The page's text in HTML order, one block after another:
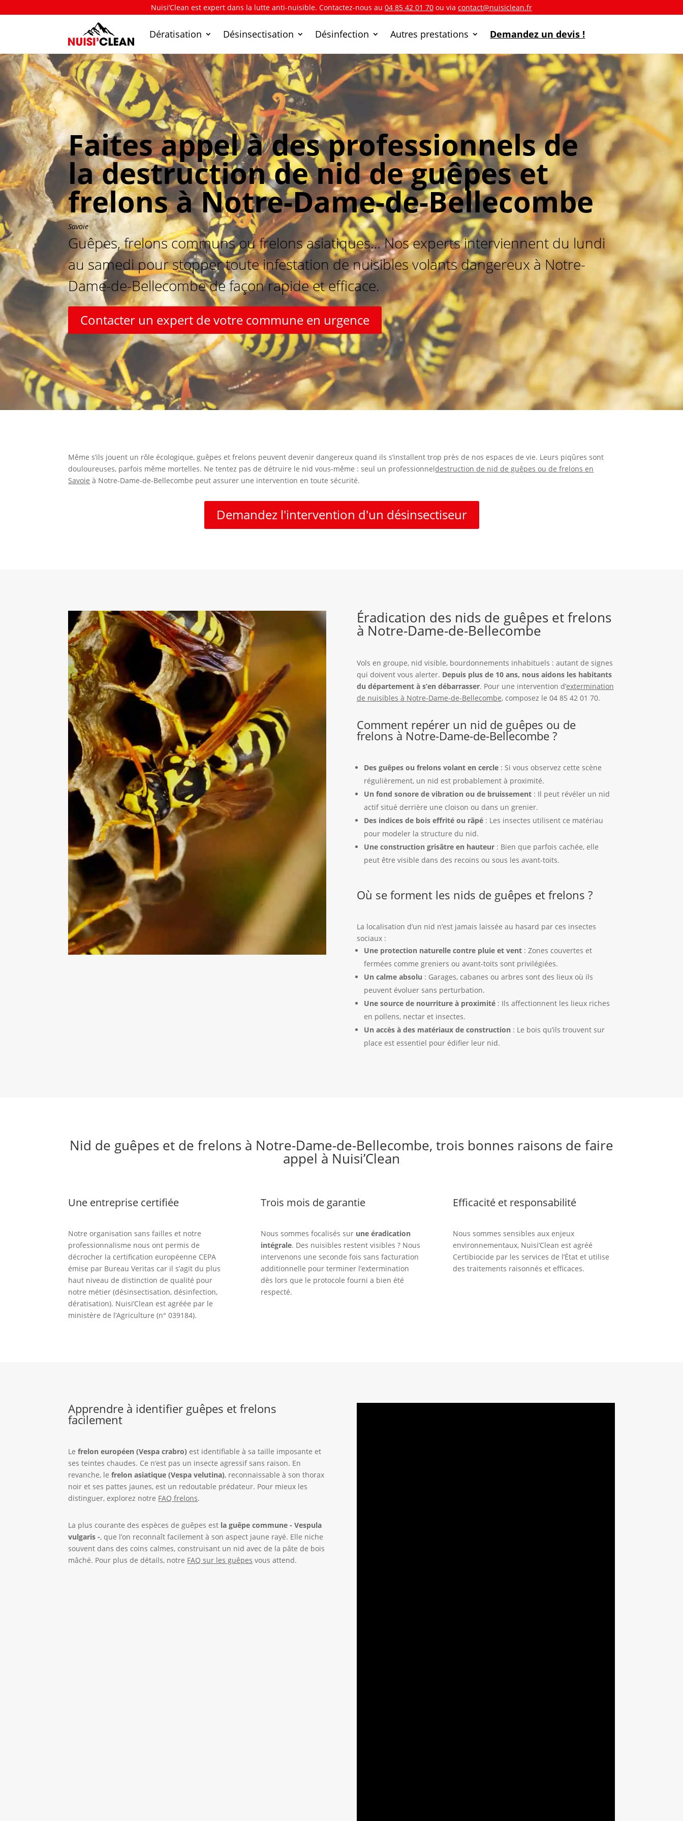
Nuisi’Clean est expert dans la lutte anti-nuisible. Contactez-nous au 04 85 42 01 70 ou via contact@nuisiclean.fr
Dératisation Désinsectisation Désinfection Autres prestations Demandez un devis !
Faites appel à des professionnels de
la destruction de nid de guêpes et
frelons à Notre-Dame-de-Bellecombe
Savoie
Guêpes, frelons communs ou frelons asiatiques… Nos experts interviennent du lundi
au samedi pour stopper toute infestation de nuisibles volants dangereux à Notre-
Dame-de-Bellecombe de façon rapide et efficace.
Contacter un expert de votre commune en urgence
Même s’ils jouent un rôle écologique, guêpes et frelons peuvent devenir dangereux quand ils s’installent trop près de nos espaces de vie. Leurs piqûres sont
douloureuses, parfois même mortelles. Ne tentez pas de détruire le nid vous-même : seul un professionneldestruction de nid de guêpes ou de frelons en
Savoie à Notre-Dame-de-Bellecombe peut assurer une intervention en toute sécurité.
Demandez l'intervention d'un désinsectiseur
Éradication des nids de guêpes et frelons
à Notre-Dame-de-Bellecombe
Vols en groupe, nid visible, bourdonnements inhabituels : autant de signes
qui doivent vous alerter. Depuis plus de 10 ans, nous aidons les habitants
du département à s’en débarrasser. Pour une intervention d’extermination
de nuisibles à Notre-Dame-de-Bellecombe, composez le 04 85 42 01 70.
Comment repérer un nid de guêpes ou de
frelons à Notre-Dame-de-Bellecombe ?
Des guêpes ou frelons volant en cercle: Si vous observez cette scène
régulièrement, un nid est probablement à proximité.
Un fond sonore de vibration ou de bruissement: Il peut révéler un nid
actif situé derrière une cloison ou dans un grenier.
Des indices de bois effrité ou râpé: Les insectes utilisent ce matériau
pour modeler la structure du nid.
Une construction grisâtre en hauteur: Bien que parfois cachée, elle
peut être visible dans des recoins ou sous les avant-toits.
Où se forment les nids de guêpes et frelons ?
La localisation d’un nid n’est jamais laissée au hasard par ces insectes
sociaux :
Une protection naturelle contre pluie et vent: Zones couvertes et
fermées comme greniers ou avant-toits sont privilégiées.
Un calme absolu : Garages, cabanes ou arbres sont des lieux où ils
peuvent évoluer sans perturbation.
Une source de nourriture à proximité: Ils affectionnent les lieux riches
en pollens, nectar et insectes.
Un accès à des matériaux de construction : Le bois qu’ils trouvent sur
place est essentiel pour édifier leur nid.
Nid de guêpes et de frelons à Notre-Dame-de-Bellecombe, trois bonnes raisons de faire
appel à Nuisi’Clean
Une entreprise certifiée
Notre organisation sans failles et notre
professionnalisme nous ont permis de
décrocher la certification européenne CEPA
émise par Bureau Veritas car il s’agit du plus
haut niveau de distinction de qualité pour
notre métier (désinsectisation, désinfection,
dératisation). Nuisi’Clean est agréée par le
ministère de l’Agriculture (n° 039184).
Trois mois de garantie
Nous sommes focalisés sur une éradication
intégrale. Des nuisibles restent visibles ? Nous
intervenons une seconde fois sans facturation
additionnelle pour terminer l’extermination
dès lors que le protocole fourni a bien été
respecté.
Efficacité et responsabilité
Nous sommes sensibles aux enjeux
environnementaux, Nuisi’Clean est agréé
Certibiocide par les services de l’État et utilise
des traitements raisonnés et efficaces.
Apprendre à identifier guêpes et frelons
facilement
Lefrelon européen (Vespa crabro) est identifiable à sa taille imposante et
ses teintes chaudes. Ce n’est pas un insecte agressif sans raison. En
revanche, lefrelon asiatique (Vespa velutina), reconnaissable à son thorax
noir et ses pattes jaunes, est un redoutable prédateur. Pour mieux les
distinguer, explorez notre FAQ frelons.
La plus courante des espèces de guêpes est la guêpe commune - Vespula
vulgaris -, que l’on reconnaît facilement à son aspect jaune rayé. Elle niche
souvent dans des coins calmes, construisant un nid avec de la pâte de bois
mâché. Pour plus de détails, notre FAQ sur les guêpes vous attend.